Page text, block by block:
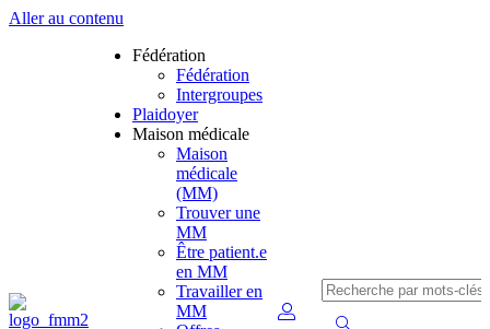
Aller au contenu
Fédération
Fédération
Intergroupes
Plaidoyer
Maison médicale
Maison
médicale
(MM)
Trouver une
MM
Être patient.e
en MM
Travailler en
MM